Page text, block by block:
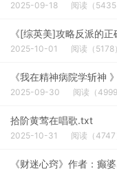
2025-09-18 阅读（5435
《[综英美]攻略反派的
2025-10-01 阅读（5178）
《我在精神病院学斩神
2025-09-30 阅读（4999
拾阶黄莺在唱歌.txt
2025-10-31 阅读（4747
《财迷心窍》作者：癫